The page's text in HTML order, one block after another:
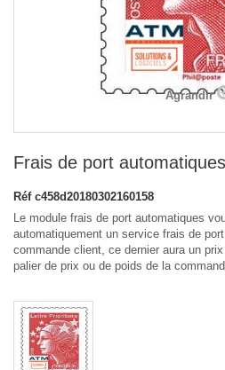
Agrandir
Frais de port automatiques
Réf c458d20180302160158
Le module frais de port automatiques
automatiquement un service frais de
commande client, ce dernier aura un
palier de prix ou de poids de la